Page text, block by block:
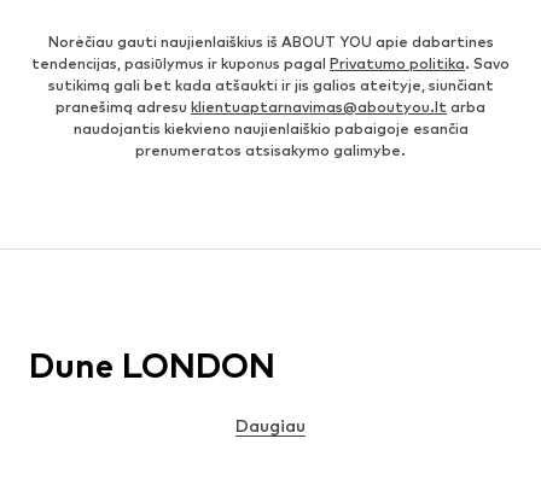
Norėčiau gauti naujienlaiškius iš ABOUT YOU apie dabartines
tendencijas, pasiūlymus ir kuponus pagal Privatumo politika. Savo
sutikimą gali bet kada atšaukti ir jis galios ateityje, siunčiant
pranešimą adresu klientuaptarnavimas@aboutyou.lt arba
naudojantis kiekvieno naujienlaiškio pabaigoje esančia
prenumeratos atsisakymo galimybe.
Dune LONDON
Daugiau